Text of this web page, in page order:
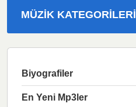
MÜZIK KATEGORILERI
Biyografiler
En Yeni Mp3ler